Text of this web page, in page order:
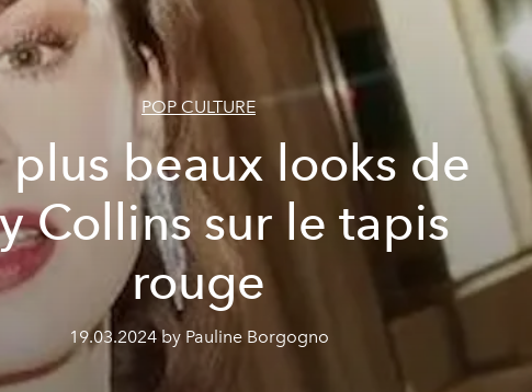
POP CULTURE
plus beaux looks de
Collins sur le tapis
rouge
19.03.2024 by Pauline Borgogno